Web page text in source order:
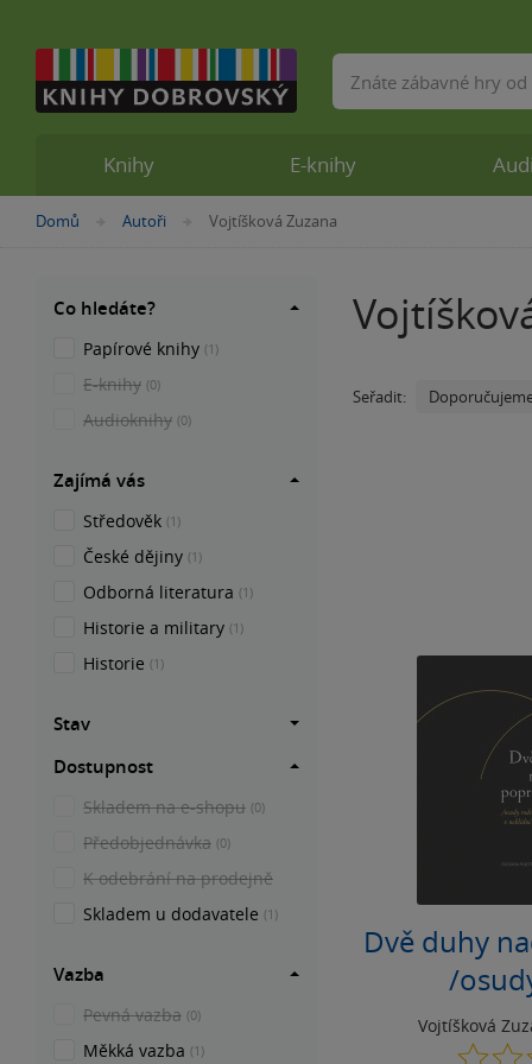
Nacházíte
Domů »Autoři »
Vojtíšková Zuzana
Seřadit:
Dvě duhy
/
době
Vojtíšková
Co hledáte?
Papírové knihy (1)
E-knihy (0)
Audioknihy (0)
Zajímá vás
Středověk (1)
České dějiny (1)
Odborná literatura (1)
Historie a military (1)
Historie (1)
Stav
Dostupnost
Skladem na e-shopu (0)
Předobjednávka (0)
K odebrání na prodejně
Skladem u dodavatele (1)
Vazba
Pevná vazba (0)
Měkká vazba (1)
Knihy E-knihy
Vyhledávání